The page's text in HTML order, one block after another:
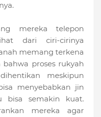
mereka telepon
dari ciri-cirinya
memang terkena
proses rukyah
meskipun
menyebabkan jin
bisa semakin kuat.
mereka agar